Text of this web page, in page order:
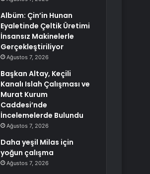
Albüm: Çin’in Hunan
Eyaletinde Çeltik Üretimi
İnsansız Makinelerle
Gerçekleştiriliyor
Ağustos 7, 2026
Başkan Altay, Keçili
Kanalı Islah Çalışması ve
Murat Kurum
Caddesi’nde
İncelemelerde Bulundu
Ağustos 7, 2026
Daha yeşil Milas için
yoğun çalışma
Ağustos 7, 2026